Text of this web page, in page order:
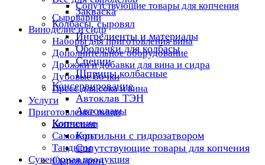
Сопутствующие товары для копчения
Сыроварни
Виноделие и сидр
Наборы для приготовления вина
Дополнительное оборудование
Дрожжи и добавки для вина и сидра
Дубовые бочки
Пресс для сока и вина
Услуги
Приготовление пищи
Коптильни
Самовары
Тандыры
Сувенирная продукция
Закваска
Колбасы, сыровял
Ингредиенты и материалы
Оболочки для колбасы
Специи
Шприцы колбасные
Консервирование
Автоклав ТЭН
Автоклавы
Копчение
Коптильни с гидрозатвором
Сопутствующие товары для копчения
Сыроварни